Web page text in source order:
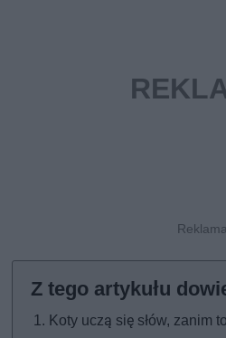
Koty uczą się słów, zanim